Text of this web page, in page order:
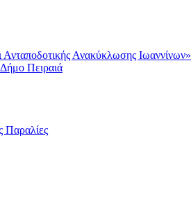
Ανακύκλωσης Ιωαννίνων»
Πειραιά
Παραλίες